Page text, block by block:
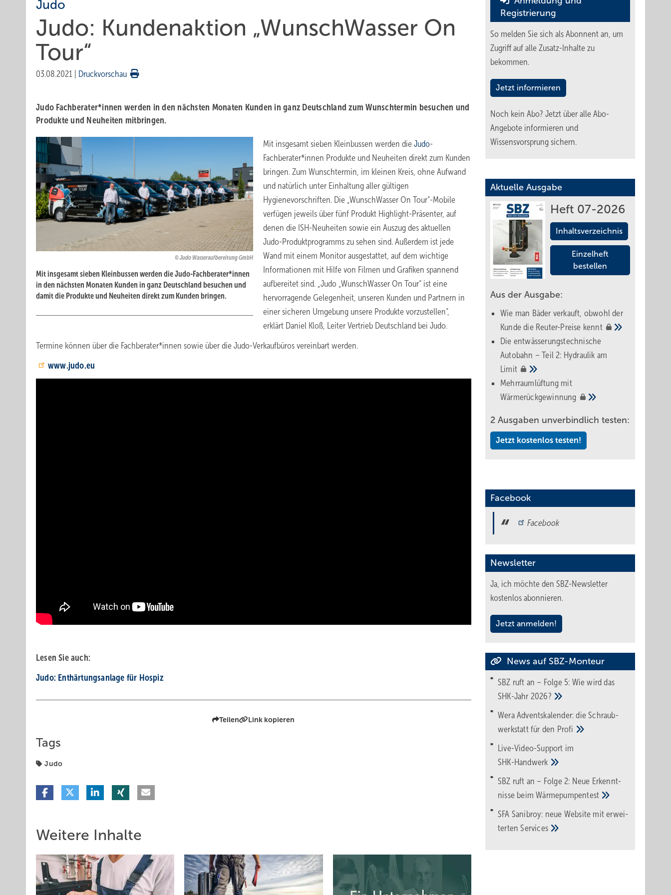
Judo
Judo: Kundenaktion „WunschWasser On
Tour“
03.08.2021 Druckvorschau
Judo Fachberater*innen werden in den nächsten Monaten Kunden in ganz Deutschland zum Wunschtermin besuchen und
Produkte und Neuheiten mitbringen.
Judo Wasseraufbereitung GmbH
Mit insgesamt sieben Kleinbussen werden die Judo-Fachberater*innen
in den nächsten Monaten Kunden in ganz Deutschland besuchen und
damit die Produkte und Neuheiten direkt zum Kunden bringen.
Mit insgesamt sieben Kleinbussen werden die Judo-
Fachberater*innen Produkte und Neuheiten direkt zum Kunden
bringen. Zum Wunschtermin, im kleinen Kreis, ohne Aufwand
und natürlich unter Einhaltung aller gültigen
Hygienevorschriften. Die „WunschWasser On Tour“-Mobile
verfügen jeweils über fünf Produkt Highlight-Präsenter, auf
denen die ISH-Neuheiten sowie ein Auszug des aktuellen
Judo-Produktprogramms zu sehen sind. Außerdem ist jede
Wand mit einem Monitor ausgestattet, auf dem wichtige
Informationen mit Hilfe von Filmen und Grafiken spannend
aufbereitet sind. „Judo „WunschWasser On Tour“ ist eine
hervorragende Gelegenheit, unseren Kunden und Partnern in
einer sicheren Umgebung unsere Produkte vorzustellen“,
erklärt Daniel Kloß, Leiter Vertrieb Deutschland bei Judo.
Termine können über die Fachberater*innen sowie über die Judo-Verkaufbüros vereinbart werden.
www.judo.eu
Lesen Sie auch:
Judo: Enthärtungsanlage für Hospiz
Teilen Link kopieren
Tags
Judo
Weitere Inhalte
Registrierung
So melden Sie sich als Abonnent an, um
Zugriff auf alle Zusatz-Inhalte zu
bekommen.
Jetzt informieren
Noch kein Abo? Jetzt über alle Abo-
Angebote informieren und
Wissensvorsprung sichern.
Aktuelle Ausgabe
Heft 07-2026
Inhaltsverzeichnis
Einzelheft
bestellen
Aus der Ausgabe:
Wie man Bäder verkauft, obwohl der
Kunde die Reuter-Preise kennt
Die entwässerungstechnische
Autobahn – Teil 2: Hydraulik am
Limit
Mehrraumlüftung mit
Wärmerückgewinnung
2 Ausgaben unverbindlich testen:
Jetzt kostenlos testen!
Facebook
Facebook
Newsletter
Ja, ich möchte den SBZ-Newsletter
kostenlos abonnieren.
Jetzt anmelden!
News auf SBZ-Monteur
SBZ ruft an – Folge 5: Wie wird das
SHK-Jahr 2026?
Wera Adventskalender: die Schraub­
werk­statt für den Pro­fi
Live-Video-Support im
SHK-Handwerk
SBZ ruft an – Folge 2: Neue Erkennt­
nisse beimWärme­pumpen­test
SFA Sanibroy: neue Web­site mit erwei­
tertenServices